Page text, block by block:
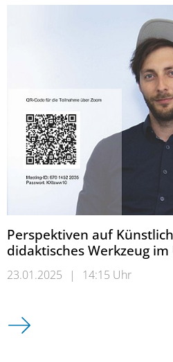
Perspektiven auf
didaktisches Werkzeug
23.01.2025 | 14:15 Uhr
Perspektiven auf Künstliche